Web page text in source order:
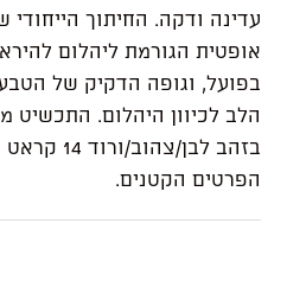
עדינה ודקה. החיתוך הייחודי
אופטית הגורמת ליהלום
בפועל, וגופה הדקיק של
הלב לכיוון היהלום. התכשיט
בזהב לבן/
הפרטים הקטנים.